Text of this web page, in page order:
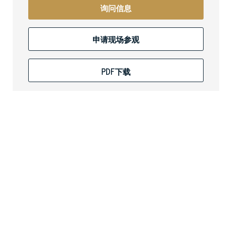
询问信息
申请现场参观
PDF下载